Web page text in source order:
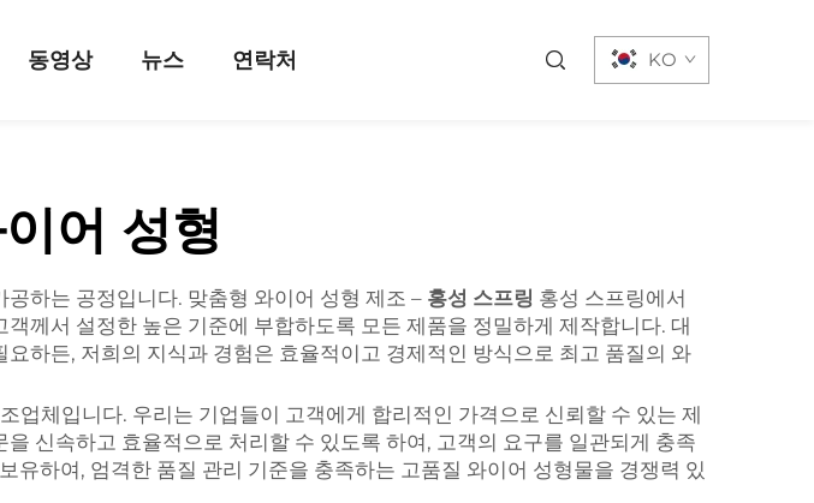
동영상 뉴스 연락처 KO
어 성형
하는 공정입니다. 맞춤형 와이어 성형 제조 – 홍성 스프링 홍성 스프링에서
께서 설정한 높은 기준에 부합하도록 모든 제품을 정밀하게 제작합니다. 대
하든, 저희의 지식과 경험은 효율적이고 경제적인 방식으로 최고 품질의 와
체입니다. 우리는 기업들이 고객에게 합리적인 가격으로 신뢰할 수 있는 제
신속하고 효율적으로 처리할 수 있도록 하여, 고객의 요구를 일관되게 충족
하여, 엄격한 품질 관리 기준을 충족하는 고품질 와이어 성형물을 경쟁력 있